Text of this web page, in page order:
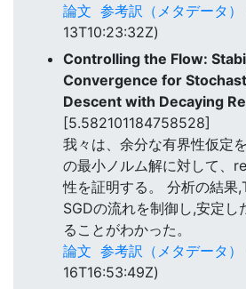
論文 参考訳（メタデータ）
13T10:23:32Z)
Controlling the Flow:
Convergence for
Descent with Decaying
[5.582101184758528]
我々は、余分な有界性仮定
の最小ノルム解に対して、
性を証明する。 分析の結果
SGDの流れを制御し,安定し
ることがわかった。
論文 参考訳（メタデータ）
16T16:53:49Z)